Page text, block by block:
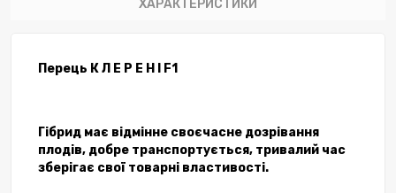
ХАРАКТЕРИСТИКИ
Перець К Л Е Р Е Н І F1
Гібрид має відмінне своєчасне дозрівання
плодів, добре транспортується, тривалий час
зберігає свої товарні властивості.